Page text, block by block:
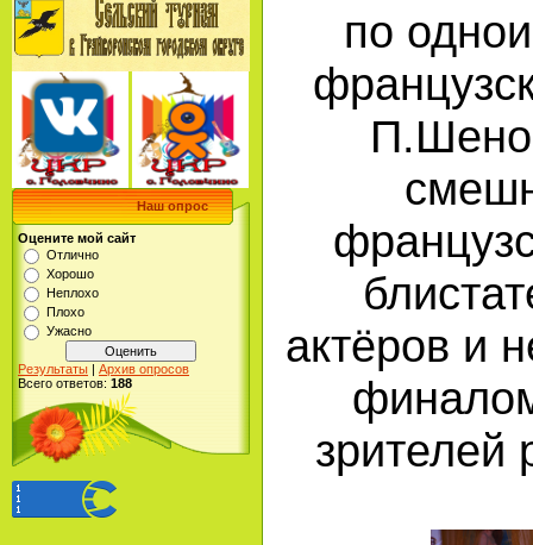
Наш опрос
Оцените мой сайт
Отлично
Хорошо
Неплохо
Плохо
Ужасно
Результаты | Архив опросов
Всего ответов: 188
по
актёров и